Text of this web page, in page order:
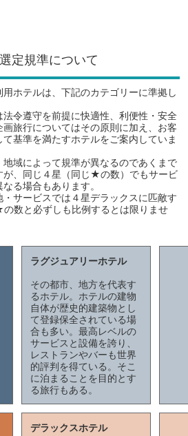
定規準について
ホテルは、下記のカテゴリーに準拠し
令遵守を前提に快適性、利便性・安全
旅行についてはその原則に加え、お客
基準を満たすホテルをご案内していま
域によって規準が異なるのであくまで
が、同じ４星（同じ★の数）でもサービ
る場合もあります。
サービスでは４星デラックスに匹敵す
数と必ずしも比例するとは限りませ
ラグジュアリーホテル
その都市、地方を代表す
るホテル。ホテルの建物
自体が歴史的建築物とし
て登録保全されている場
合も多い。最高レベルの
サービスと設備を誇り、
レストランやバーも世界
的評判を得ている。そこ
に泊まることを目的とす
る旅行もある。
デラックスホテル